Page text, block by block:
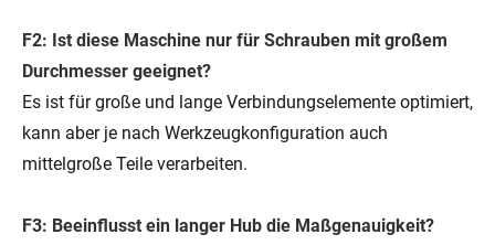
F2: Ist diese Maschine nur für Schrauben mit großem
Durchmesser geeignet?
Es ist für große und lange Verbindungselemente optimiert,
kann aber je nach Werkzeugkonfiguration auch
mittelgroße Teile verarbeiten.
F3: Beeinflusst ein langer Hub die Maßgenauigkeit?